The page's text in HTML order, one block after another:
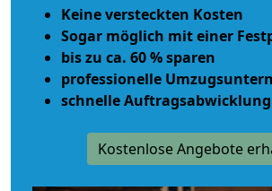
Keine versteckten Kosten
Sogar möglich mit einer
bis zu ca. 60 % sparen
professionelle
schnelle Auftragsabwicklung
Kostenlose Angebote